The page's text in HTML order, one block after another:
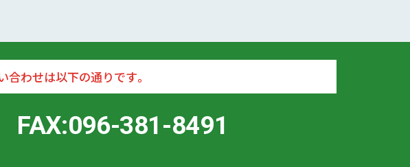
わせは以下の通りです。
FAX:096-381-8491